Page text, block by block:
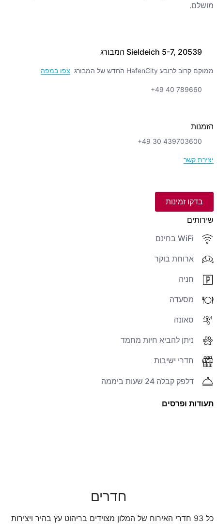
Sieldeich 5-7, 20539 המבורג
ממוקם קרוב לרובע HafenCity החדש של המבורג צפו במפה
+49 40 789660
הזמנות
+49 30 439703600
יצירת קשר
בדקו זמינות
שירותים
WiFi בחינם
ארוחת בוקר
חניה
מסעדה
סאונה
ניתן להביא חיות מחמד
חדרי ישיבות
דלפק קבלה 24 שעות ביממה
תעודות ופרסים
מושלם.
חדרים
כל 93 חדרי האירוח של המלון מצוידים בריהוט עץ בהיר ויצירות